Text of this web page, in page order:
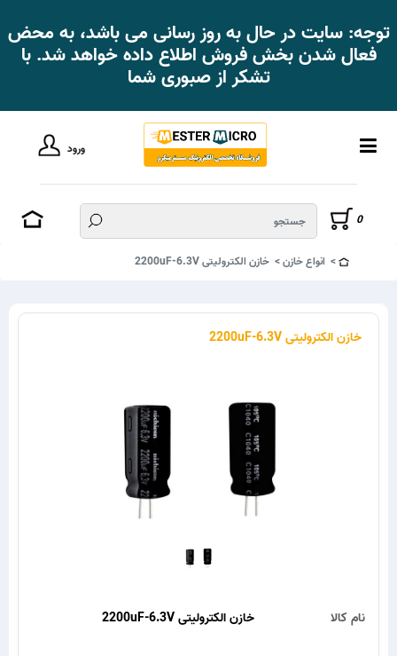
توجه: سایت در حال به روز رسانی می باشد، به محض
فعال شدن بخش فروش اطلاع داده خواهد شد. با
تشکر از صبوری شما
ورود
0
انواع خازن خازن الکترولیتی 2200uF-6.3V
خازن الکترولیتی 2200uF-6.3V
خازن الکترولیتی 2200uF-6.3V نام کالا